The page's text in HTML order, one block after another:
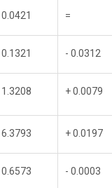
0.0421 =
0.1321 - 0.0312
1.3208 + 0.0079
6.3793 + 0.0197
0.6573 - 0.0003